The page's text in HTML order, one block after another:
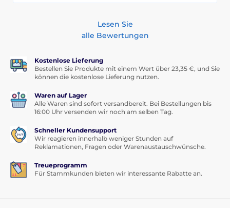
Lesen Sie
alle Bewertungen
Kostenlose Lieferung
Bestellen Sie Produkte mit einem Wert über 23,35 €, und Sie
können die kostenlose Lieferung nutzen.
Waren auf Lager
Alle Waren sind sofort versandbereit. Bei Bestellungen bis
16:00 Uhr versenden wir noch am selben Tag.
Schneller Kundensupport
Wir reagieren innerhalb weniger Stunden auf
Reklamationen, Fragen oder Warenaustauschwünsche.
Treueprogramm
Für Stammkunden bieten wir interessante Rabatte an.